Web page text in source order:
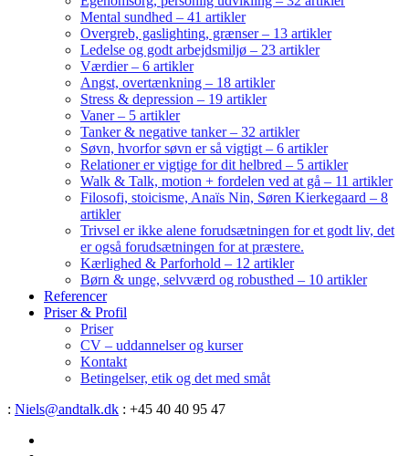
Mental sundhed – 41 artikler
Overgreb, gaslighting, grænser – 13 artikler
Ledelse og godt arbejdsmiljø – 23 artikler
Værdier – 6 artikler
Angst, overtænkning – 18 artikler
Stress & depression – 19 artikler
Vaner – 5 artikler
Tanker & negative tanker – 32 artikler
Søvn, hvorfor søvn er så vigtigt – 6 artikler
Relationer er vigtige for dit helbred – 5 artikler
Walk & Talk, motion + fordelen ved at gå – 11 artikler
Filosofi, stoicisme, Anaïs Nin, Søren Kierkegaard – 8
artikler
Trivsel er ikke alene forudsætningen for et godt liv, det
er også forudsætningen for at præstere.
Kærlighed & Parforhold – 12 artikler
Børn & unge, selvværd og robusthed – 10 artikler
Referencer
Priser & Profil
Priser
CV – uddannelser og kurser
Kontakt
Betingelser, etik og det med småt
: Niels@andtalk.dk : +45 40 40 95 47